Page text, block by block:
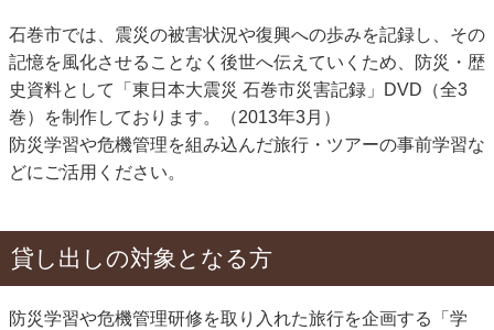
石巻市では、震災の被害状況や復興への歩みを記録し、その
記憶を風化させることなく後世へ伝えていくため、防災・歴
史資料として「東日本大震災 石巻市災害記録」DVD（全3
巻）を制作しております。（2013年3月）
防災学習や危機管理を組み込んだ旅行・ツアーの事前学習な
どにご活用ください。
貸し出しの対象となる方
防災学習や危機管理研修を取り入れた旅行を企画する「学